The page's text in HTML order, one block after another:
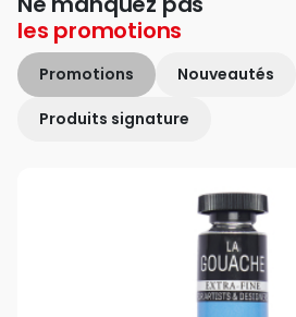
les promotions
Promotions Nouveautés
Produits signature